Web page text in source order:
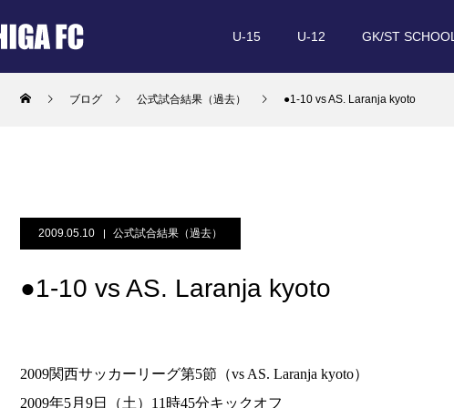
U-15 U-12 GK/ST SCHOOL
ブログ 公式試合結果（過去） ●1-10 vs AS. Laranja kyoto
2009.05.10 公式試合結果（過去）
●1-10 vs AS. Laranja kyoto
2009関西サッカーリーグ第5節（vs AS. Laranja kyoto）
2009年5月9日（土）11時45分キックオフ